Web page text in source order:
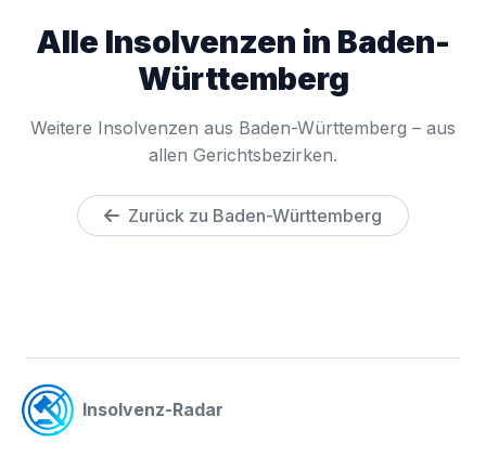
Alle Insolvenzen in Baden-
Württemberg
Weitere Insolvenzen aus Baden-Württemberg – aus
allen Gerichtsbezirken.
Zurück zu Baden-Württemberg
Insolvenz-Radar